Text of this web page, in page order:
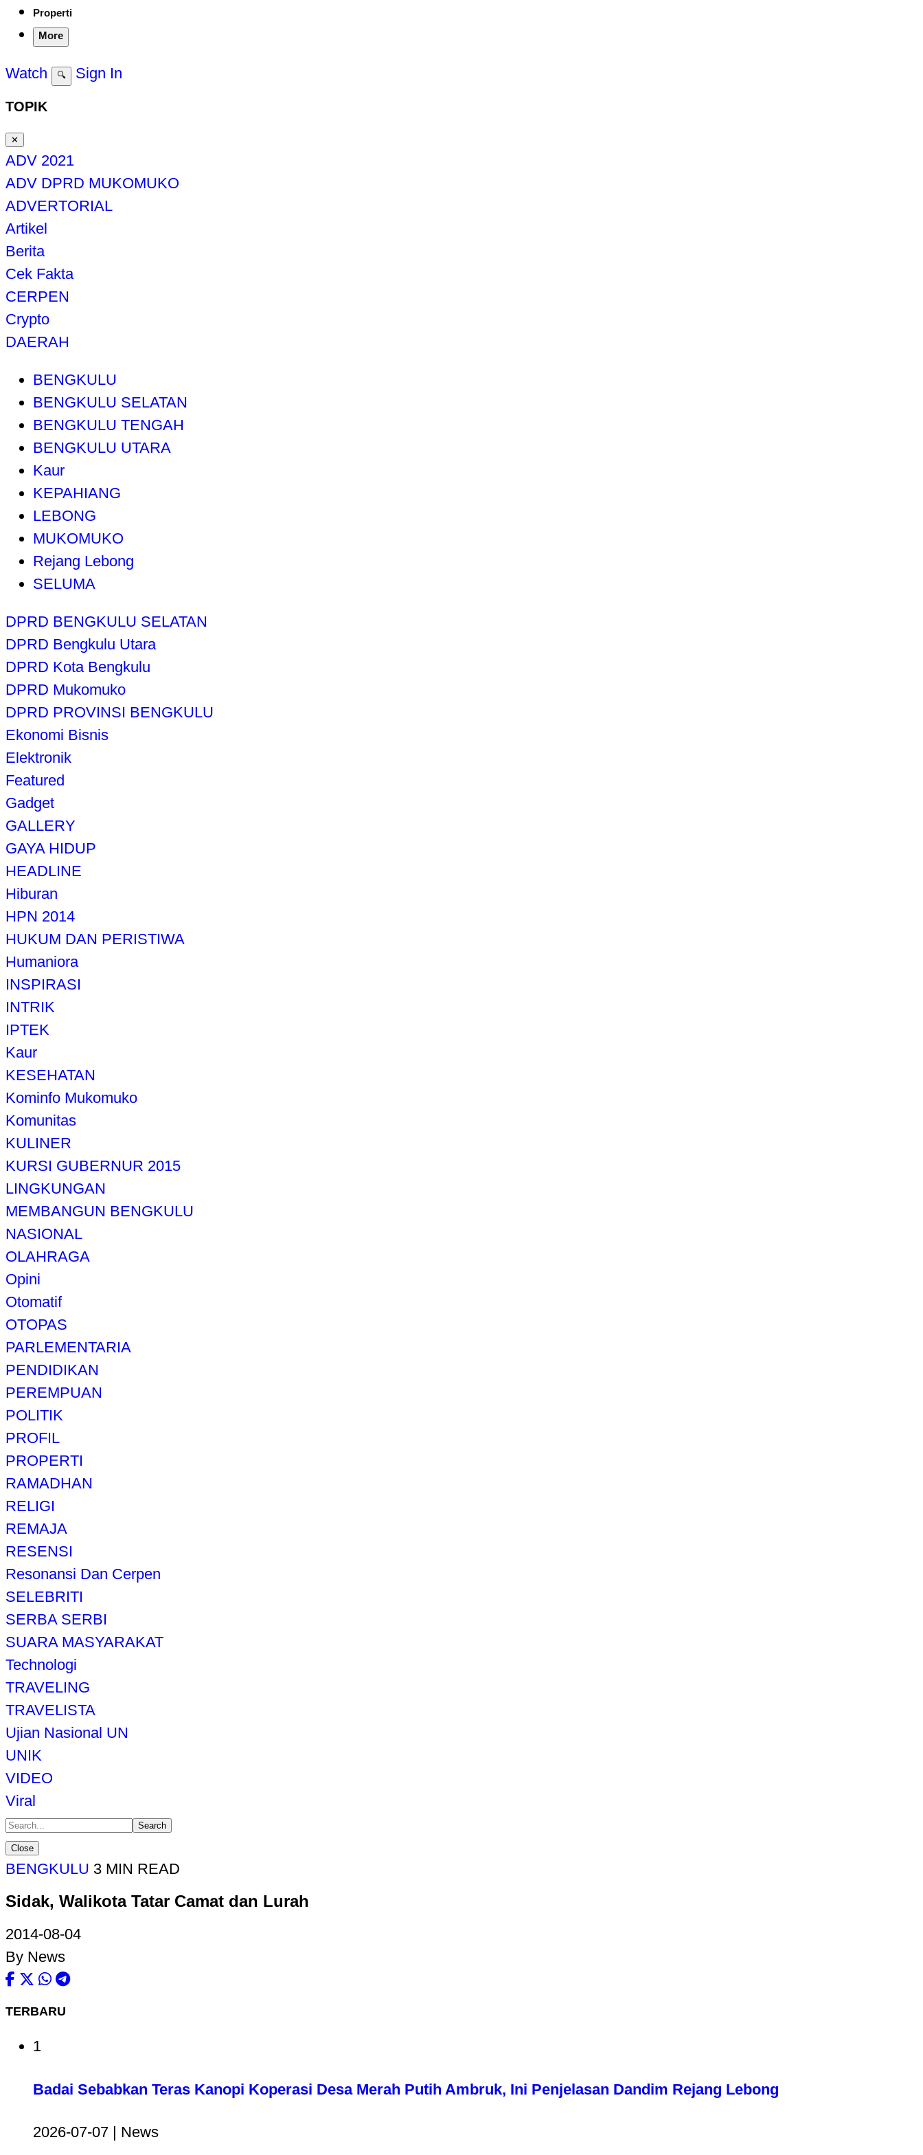
Properti
More
Watch 🔍 Sign In
TOPIK
✕
ADV 2021
ADV DPRD MUKOMUKO
ADVERTORIAL
Artikel
Berita
Cek Fakta
CERPEN
Crypto
DAERAH
BENGKULU
BENGKULU SELATAN
BENGKULU TENGAH
BENGKULU UTARA
Kaur
KEPAHIANG
LEBONG
MUKOMUKO
Rejang Lebong
SELUMA
DPRD BENGKULU SELATAN
DPRD Bengkulu Utara
DPRD Kota Bengkulu
DPRD Mukomuko
DPRD PROVINSI BENGKULU
Ekonomi Bisnis
Elektronik
Featured
Gadget
GALLERY
GAYA HIDUP
HEADLINE
Hiburan
HPN 2014
HUKUM DAN PERISTIWA
Humaniora
INSPIRASI
INTRIK
IPTEK
Kaur
KESEHATAN
Kominfo Mukomuko
Komunitas
KULINER
KURSI GUBERNUR 2015
LINGKUNGAN
MEMBANGUN BENGKULU
NASIONAL
OLAHRAGA
Opini
Otomatif
OTOPAS
PARLEMENTARIA
PENDIDIKAN
PEREMPUAN
POLITIK
PROFIL
PROPERTI
RAMADHAN
RELIGI
REMAJA
RESENSI
Resonansi Dan Cerpen
SELEBRITI
SERBA SERBI
SUARA MASYARAKAT
Technologi
TRAVELING
TRAVELISTA
Ujian Nasional UN
UNIK
VIDEO
Viral
Search
Close
BENGKULU 3 MIN READ
Sidak, Walikota Tatar Camat dan Lurah
2014-08-04
By News
TERBARU
1
Badai Sebabkan Teras Kanopi Koperasi Desa Merah Putih Ambruk, Ini Penjelasan Dandim Rejang Lebong
2026-07-07 | News